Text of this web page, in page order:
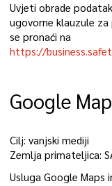
Uvjeti obrade
ugovorne klauzule
se pronaći na
https://
Google
Cilj: vanjski mediji
Zemlja primateljica:
Usluga Google Maps